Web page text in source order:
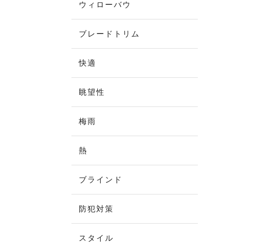
ウィローバウ
ブレードトリム
快適
眺望性
梅雨
熱
ブラインド
防犯対策
スタイル